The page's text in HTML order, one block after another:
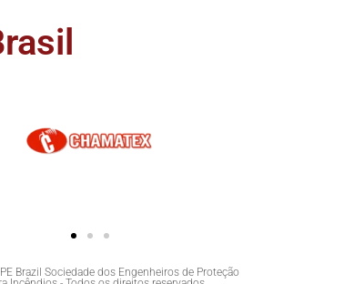
Brazil Sociedade dos Engenheiros de Proteção